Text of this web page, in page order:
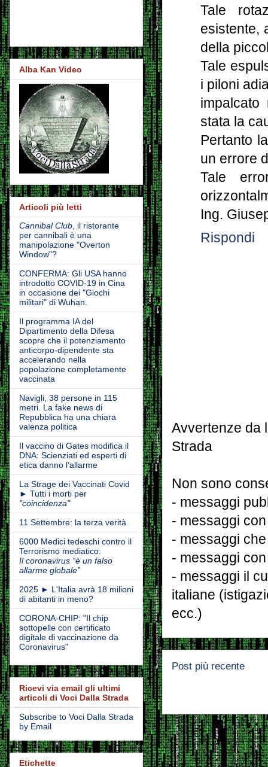
Tale
esistente,
della
Tale
i piloni
stata la
Pertanto
un errore
Tale
Ing.
Rispondi
Avvertenze da
Strada
Non sono
- messaggi
- messaggi
- messaggi
- messaggi
- messaggi il
italiane
ecc.)
Post più recente
Alba Kan Video
Articoli più letti
Cannibal Club, il ristorante
per cannibali è una
manipolazione "Overton
Window"?
CONFERMA: Gli USA hanno
introdotto COVID-19 in Cina
in occasione dei "Giochi
militari" di Wuhan.
Il programma IA del
Dipartimento della Difesa
scopre che il potenziamento
anticorpo-dipendente sta
accelerando nella
popolazione completamente
vaccinata
Navigli, 38 persone in 115
metri. La fake news di
Repubblica ha una chiara
valenza politica
Il vaccino di Gates modifica il
DNA: Scienziati ed esperti di
etica danno l’allarme
La Strage dei Vaccinati Covid
► Tutti i morti per
"coincidenza"
11 Settembre: la terza verità
6000 Medici tedeschi contro il
Terrorismo mediatico:
Il coronavirus “è un falso
allarme globale”
2025 ► L'Italia avrà 18 milioni
di abitanti in meno?
CORONA-CHIP: "Il chip
sottopelle con certificato
digitale di vaccinazione da
Coronavirus"
Ricevi via email gli ultimi
articoli di Voci Dalla Strada
Subscribe to Voci Dalla Strada
by Email
Etichette